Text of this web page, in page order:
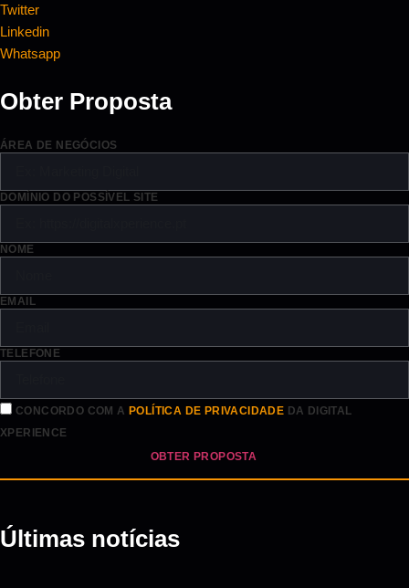
Twitter
Linkedin
Whatsapp
Obter Proposta
ÁREA DE NEGÓCIOS
DOMÍNIO DO POSSÍVEL SITE
NOME
EMAIL
TELEFONE
CONCORDO COM APOLÍTICA DE PRIVACIDADE DA DIGITAL
XPERIENCE
OBTER PROPOSTA
Últimas notícias